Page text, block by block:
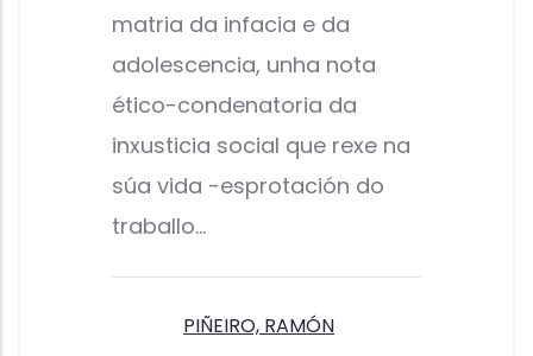
matria da infacia e da
adolescencia, unha nota
ético-condenatoria da
inxusticia social que rexe na
súa vida -esprotación do
traballo…
PIÑEIRO, RAMÓN